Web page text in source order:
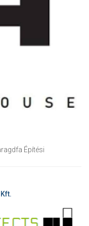
Építési